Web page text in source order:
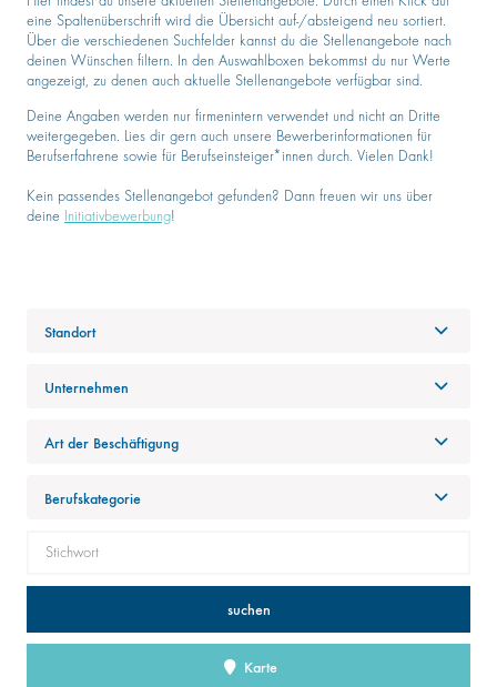
eine Spaltenüberschrift wird die Übersicht auf-/absteigend neu sortiert.
Über die verschiedenen Suchfelder kannst du die Stellenangebote nach
deinen Wünschen filtern. In den Auswahlboxen bekommst du nur Werte
angezeigt, zu denen auch aktuelle Stellenangebote verfügbar sind.
Deine Angaben werden nur firmenintern verwendet und nicht an Dritte
weitergegeben. Lies dir gern auch unsere Bewerberinformationen für
Berufserfahrene sowie für Berufseinsteiger*innen durch. Vielen Dank!
Kein passendes Stellenangebot gefunden? Dann freuen wir uns über
deine
Initiativbewerbung!
Standort
Unternehmen
Art der Beschäftigung
Berufskategorie
Karte
suchen